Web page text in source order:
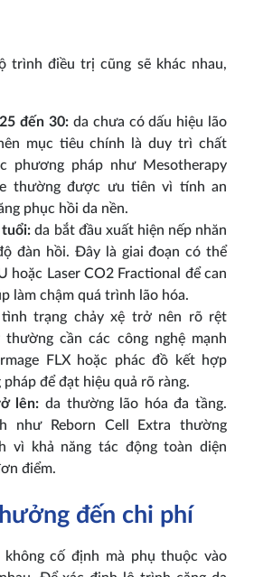
trình điều trị cũng sẽ khác nhau,
đến 30: da chưa có dấu hiệu lão
mục tiêu chính là duy trì chất
phương pháp như Mesotherapy
thường được ưu tiên vì tính an
phục hồi da nền.
tuổi: da bắt đầu xuất hiện nếp nhăn
đàn hồi. Đây là giai đoạn có thể
hoặc Laser CO2 Fractional để can
làm chậm quá trình lão hóa.
tình trạng chảy xệ trở nên rõ rệt
thường cần các công nghệ mạnh
FLX hoặc phác đồ kết hợp
để đạt hiệu quả rõ ràng.
lên: da thường lão hóa đa tầng.
như Reborn Cell Extra thường
vì khả năng tác động toàn diện
điểm.
đến chi phí
cố định mà phụ thuộc vào